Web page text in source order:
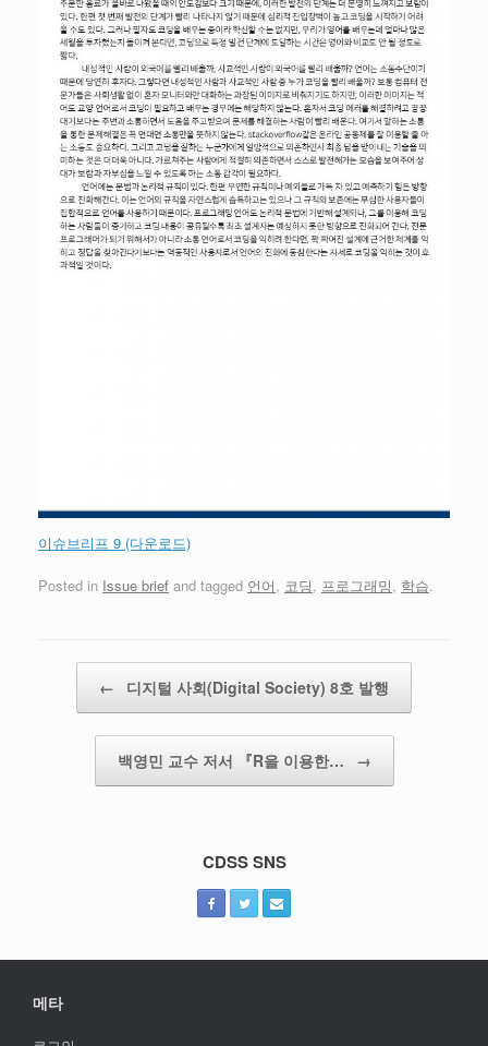
이슈브리프 9 (다운로드)
Posted in Issue brief and tagged 언어, 코딩, 프로그래밍, 학습.
← 디지털 사회(Digital Society) 8호 발행
백영민 교수 저서 『R을 이용한… →
CDSS SNS
메타